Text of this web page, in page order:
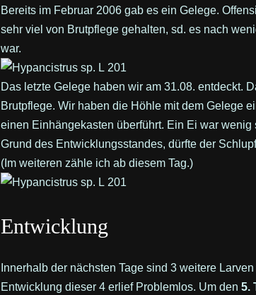
Bereits im Februar 2006 gab es ein Gelege.
sehr viel von Brutpflege gehalten, sd. es nach
war.
Das letzte Gelege haben wir am 31.08. entdeckt.
Brutpflege. Wir haben die Höhle mit dem Gelege
einen Einhängekasten überführt. Ein Ei war wenig
Grund des Entwicklungsstandes, dürfte der
(Im weiteren zähle ich ab diesem Tag.)
Entwicklung
Innerhalb der nächsten Tage sind 3 weitere
Entwicklung dieser 4 erlief Problemlos. Um den 5.